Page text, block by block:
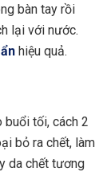
bàn tay rồi
lại với nước.
hiệu quả.
buổi tối, cách 2
bỏ ra chết, làm
da chết tương